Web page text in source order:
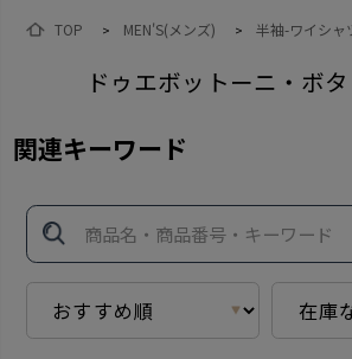
TOP > MEN'S(メンズ) > 半袖-ワイシャ
ドゥエボットーニ・ボ
関連キーワード